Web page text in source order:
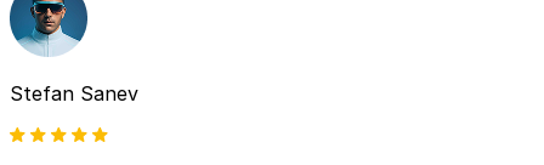
Stefan Sanev